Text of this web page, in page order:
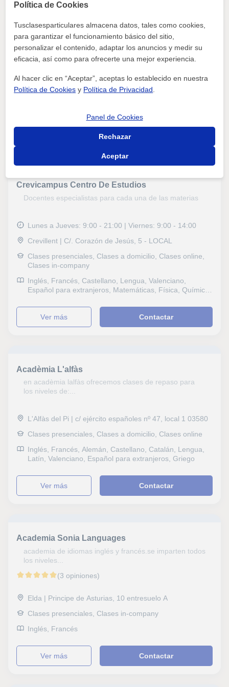
Trazos Centro Educativo
Redován | Calle padre manjón 4
Clases presenciales, Clases online
Inglés, Valenciano, Español para extranjeros,
Crevicampus Centro De Estudios
Docentes especialistas para cada una de las materias
Lunes a Jueves: 9:00 - 21:00 | Viernes: 9:00 - 14:00
Crevillent | C/. Corazón de Jesús, 5 - LOCAL
Clases presenciales, Clases a domicilio, Clases online,
Clases in-company
Inglés, Francés, Castellano, Lengua, Valenciano,
Español para extranjeros, Matemáticas, Física, Química,
Probabilidad y Estadística, Ingenieria, Otras ciencias,
Electrotecnia, Geología, Álgebra, Bioquímica, Ciencias
Ambientales, Optometría, Filosofía, Lengua Castellana y
(para adultos), B1 PET, Bachillerato, Primaria,
Universidad, Ciclos Formativos, Geografía, Matemáticas
aplicadas, Técnicas de estudio, Audición y Lenguaje,
Macroeconomía
ver más Contactar
Acadèmia L'alfàs
en acadèmia lalfàs ofrecemos clases de repaso para
los niveles de:...
L'Alfàs del Pi | c/ ejército españoles nº 47, local 1 03580
Clases presenciales, Clases a domicilio, Clases online
Inglés, Francés, Alemán, Castellano, Catalán, Lengua,
Latín, Valenciano, Español para extranjeros, Griego
ver más Contactar
Academia Sonia Languages
academia de idiomas inglés y francés.se imparten todos
los niveles...
(3 opiniones)
Elda | Principe de Asturias, 10 entresuelo A
Clases presenciales, Clases in-company
Inglés, Francés
ver más Contactar
Política de Cookies
Tusclasesparticulares almacena datos, tales como cookies,
para garantizar el funcionamiento básico del sitio,
personalizar el contenido, adaptar los anuncios y medir su
eficacia, así como para ofrecerte una mejor experiencia.
Al hacer clic en “Aceptar”, aceptas lo establecido en nuestra
Política de Cookies y Política de Privacidad
Panel de Cookies
Rechazar
Aceptar